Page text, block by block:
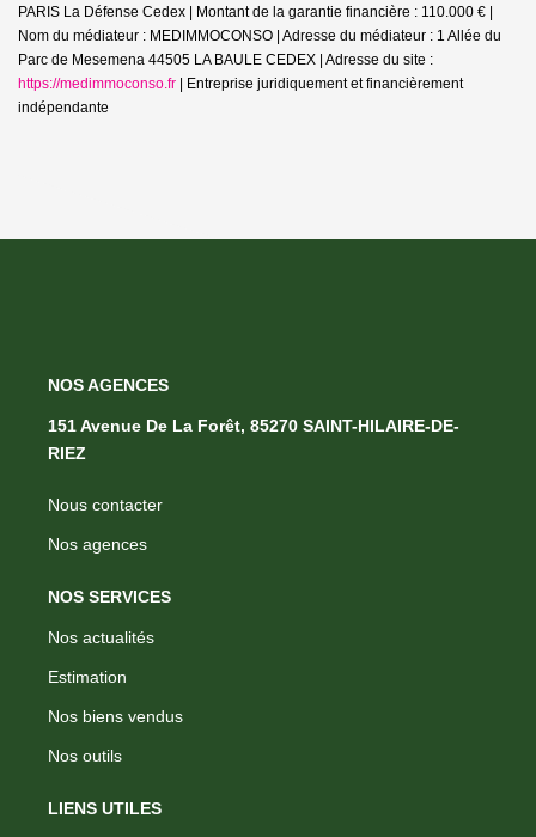
PARIS La Défense Cedex | Montant de la garantie financière : 110.000 € |
Nom du médiateur : MEDIMMOCONSO | Adresse du médiateur : 1 Allée du
Parc de Mesemena 44505 LA BAULE CEDEX | Adresse du site :
https://medimmoconso.fr | Entreprise juridiquement et financièrement
indépendante
NOS AGENCES
151 Avenue De La Forêt, 85270 SAINT-HILAIRE-DE-
RIEZ
Nous contacter
Nos agences
NOS SERVICES
Nos actualités
Estimation
Nos biens vendus
Nos outils
LIENS UTILES